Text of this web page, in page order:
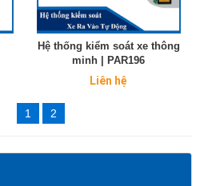
Hệ thống kiểm soát xe thông
minh | PAR196
Liên hệ
1 2